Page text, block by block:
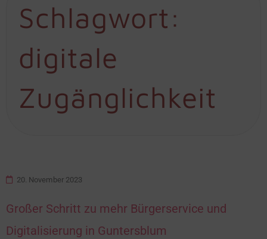
Schlagwort:
digitale
Zugänglichkeit
20. November 2023
Großer Schritt zu mehr Bürgerservice und
Digitalisierung in Guntersblum